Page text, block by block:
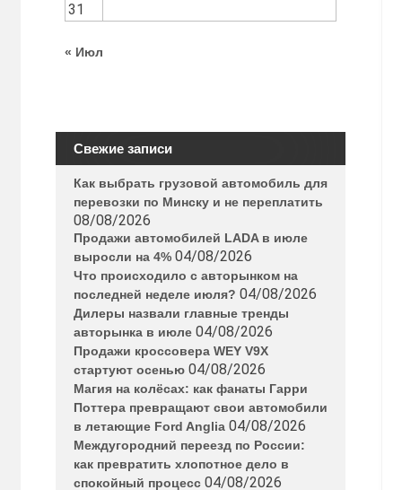
31
« Июл
Свежие записи
Как выбрать грузовой автомобиль для
перевозки по Минску и не переплатить
08/08/2026
Продажи автомобилей LADA в июле
выросли на 4% 04/08/2026
Что происходило с авторынком на
последней неделе июля? 04/08/2026
Дилеры назвали главные тренды
авторынка в июле 04/08/2026
Продажи кроссовера WEY V9X
стартуют осенью 04/08/2026
Магия на колёсах: как фанаты Гарри
Поттера превращают свои автомобили
в летающие Ford Anglia 04/08/2026
Междугородний переезд по России:
как превратить хлопотное дело в
спокойный процесс 04/08/2026